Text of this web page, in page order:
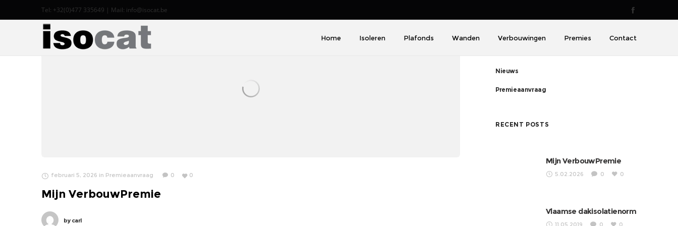
Tel: +32(0)477 335649 | Mail: info@isocat.be
Home Isoleren Plafonds Wanden Verbouwingen Premies Contact
PREMIEAANVRAAG
februari 5, 2026 in Premieaanvraag 0 0
Mijn VerbouwPremie
bycarl
Nieuws
Premieaanvraag
RECENT POSTS
Mijn VerbouwPremie
5.02.2026 0 0
Vlaamse dakisolatienorm
11.05.2019 0 0